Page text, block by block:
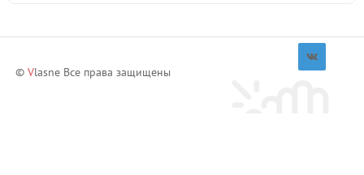
© Vlasne Все права защищены